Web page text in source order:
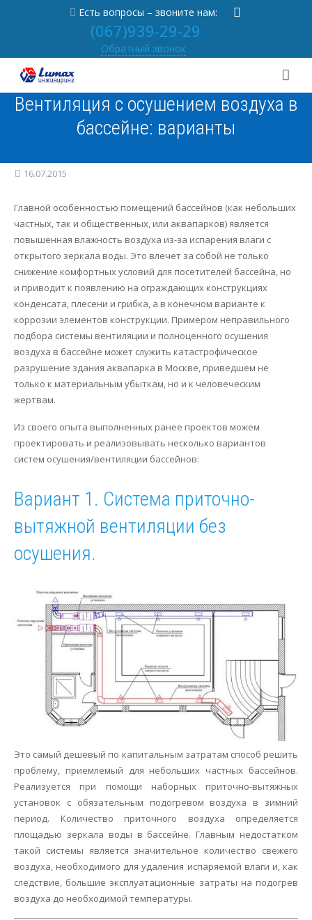
Есть вопросы – звоните нам:
(067)939-29-29
Обратный звонок
О нас
Новости
Партнерам
Отзывы
Вакансии
Вентиляция под ключ
Кондиционирование под ключ
Отопление под ключ
Осушитель в бассейн под ключ
Проектирование
Сервис
Портфолио
Практика
Статьи
Вентиляция
Кондиционеры
Осушение
Отопление
Частые вопросы
Контакты
[RU|UA]
Вентиляция с осушением воздуха в
бассейне: варианты
16.07.2015
Главной особенностью помещений бассейнов (как небольших
частных, так и общественных, или аквапарков) является
повышенная влажность воздуха из-за испарения влаги с
открытого зеркала воды. Это влечет за собой не только
снижение комфортных условий для посетителей бассейна, но
и приводит к появлению на ограждающих конструкциях
конденсата, плесени и грибка, а в конечном варианте к
коррозии элементов конструкции. Примером неправильного
подбора системы вентиляции и полноценного осушения
воздуха в бассейне может служить катастрофическое
разрушение здания аквапарка в Москве, приведшем не
только к материальным убыткам, но и к человеческим
жертвам.
Из своего опыта выполненных ранее проектов можем
проектировать и реализовывать несколько вариантов
систем осушения/вентиляции бассейнов:
Вариант 1. Система приточно-
вытяжной вентиляции без
осушения.
Это самый дешевый по капитальным затратам способ решить
проблему, приемлемый для небольших частных бассейнов.
Реализуется при помощи наборных приточно-вытяжных
установок с обязательным подогревом воздуха в зимний
период. Количество приточного воздуха определяется
площадью зеркала воды в бассейне. Главным недостатком
такой системы является значительное количество свежего
воздуха, необходимого для удаления испаряемой влаги и, как
следствие, большие эксплуатационные затраты на подогрев
воздуха до необходимой температуры.